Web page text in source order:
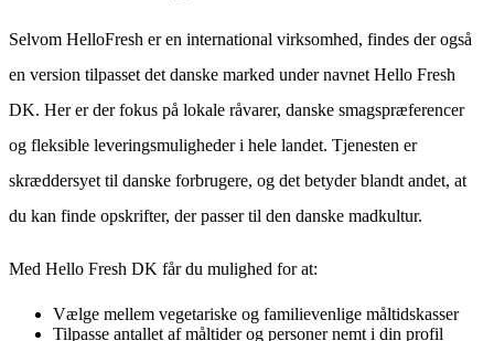
Selvom HelloFresh er en international virksomhed, findes der også
en version tilpasset det danske marked under navnet Hello Fresh
DK. Her er der fokus på lokale råvarer, danske smagspræferencer
og fleksible leveringsmuligheder i hele landet. Tjenesten er
skræddersyet til danske forbrugere, og det betyder blandt andet, at
du kan finde opskrifter, der passer til den danske madkultur.
Med Hello Fresh DK får du mulighed for at:
Vælge mellem vegetariske og familievenlige måltidskasser
Tilpasse antallet af måltider og personer nemt i din profil